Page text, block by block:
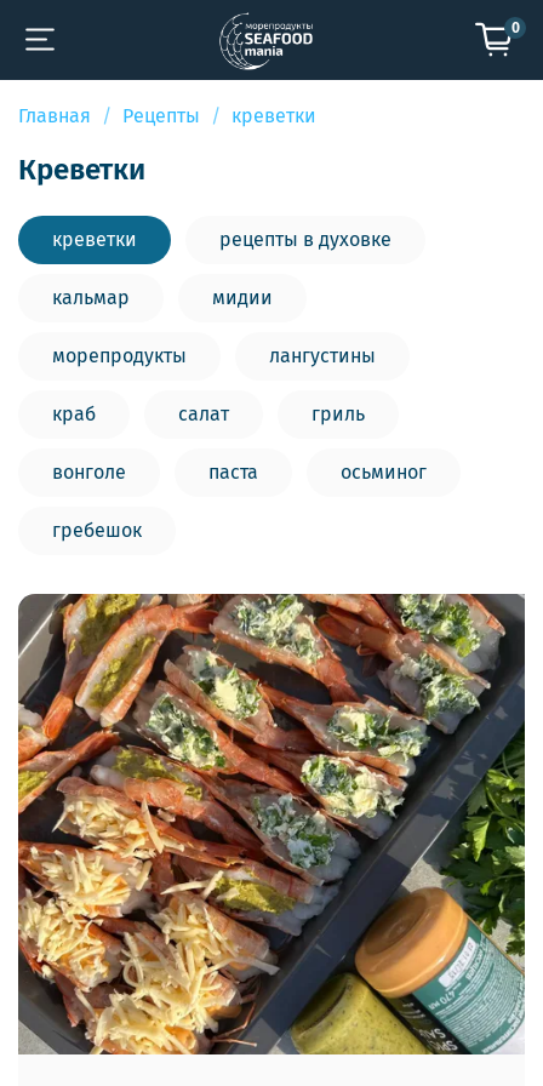
0
Главная Рецепты креветки
креветки
креветки рецепты в духовке
кальмар мидии
морепродукты лангустины
краб салат гриль
вонголе паста осьминог
гребешок